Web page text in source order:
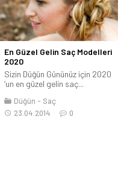
En Güzel Gelin Saç Modelleri
2020
Sizin Düğün Gününüz için 2020
‘un en güzel gelin saç...
Düğün
Saç
23.04.2014
0